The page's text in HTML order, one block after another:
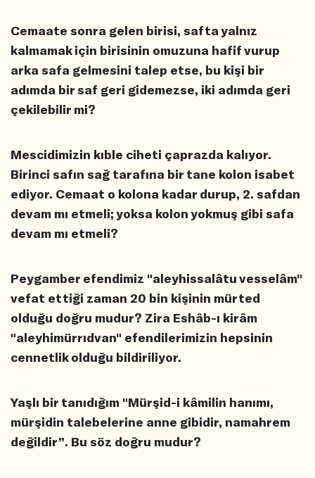
Cemaate sonra gelen birisi, safta yalnız
kalmamak için birisinin omuzuna hafif vurup
arka safa gelmesini talep etse, bu kişi bir
adımda bir saf geri gidemezse, iki adımda geri
çekilebilir mi?
Mescidimizin kıble ciheti çaprazda kalıyor.
Birinci safın sağ tarafına bir tane kolon isabet
ediyor. Cemaat o kolona kadar durup, 2. safdan
devam mı etmeli; yoksa kolon yokmuş gibi safa
devam mı etmeli?
Peygamber efendimiz "aleyhissalâtu vesselâm"
vefat ettiği zaman 20 bin kişinin mürted
olduğu doğru mudur? Zira Eshâb-ı kirâm
"aleyhimürrıdvan" efendilerimizin hepsinin
cennetlik olduğu bildiriliyor.
Yaşlı bir tanıdığım "Mürşid-i kâmilin hanımı,
mürşidin talebelerine anne gibidir, namahrem
değildir”. Bu söz doğru mudur?